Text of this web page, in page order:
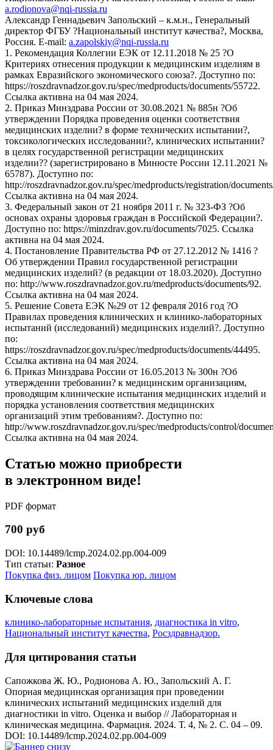
a.rodionova@nqi-russia.ru
Александр Геннадьевич Запольский – к.м.н., Генеральный
директор ФГБУ ?Национальный институт качества?, Москва,
Россия. E-mail: a.zapolskiy@nqi-russia.ru
1. Рекомендация Коллегии ЕЭК от 12.11.2018 № 25 ?О
Критериях отнесения продукции к медицинским изделиям в
рамках Евразийского экономического союза?. Доступно по:
https://roszdravnadzor.gov.ru/spec/medproducts/documents/55722.
Ссылка активна на 04 мая 2024.
2. Приказ Минздрава России от 30.08.2021 № 885н ?Об
утверждении Порядка проведения оценки соответствия
медицинских изделии? в форме технических испытании?,
токсикологических исследовании?, клинических испытании?
в целях государственной регистрации медицинских
изделии?? (зарегистрировано в Минюсте России 12.11.2021 №
65787). Доступно по:
http://roszdravnadzor.gov.ru/spec/medproducts/registration/
Ссылка активна на 04 мая 2024.
3. Федеральный закон от 21 ноября 2011 г. № 323-ФЗ ?Об
основах охраны здоровья граждан в Российской Федерации?.
Доступно по: https://minzdrav.gov.ru/documents/7025. Ссылка
активна на 04 мая 2024.
4. Постановление Правительства РФ от 27.12.2012 № 1416 ?
Об утверждении Правил государственной регистрации
медицинских изделий? (в редакции от 18.03.2020). Доступно
по: http://www.roszdravnadzor.gov.ru/medproducts/documents/92.
Ссылка активна на 04 мая 2024.
5. Решение Совета ЕЭК №29 от 12 февраля 2016 год ?О
Правилах проведения клинических и клинико-лабораторных
испытаний (исследований) медицинских изделий?. Доступно
по:
https://roszdravnadzor.gov.ru/spec/medproducts/documents/44495.
Ссылка активна на 04 мая 2024.
6. Приказ Минздрава России от 16.05.2013 № 300н ?Об
утверждении требовании? к медицинским организациям,
проводящим клинические испытания медицинских изделий и
порядка установления соответствия медицинских
организаций этим требованиям?. Доступно по:
http://www.roszdravnadzor.gov.ru/spec/medproducts/control/
Ссылка активна на 04 мая 2024.
Статью можно приобрести
в электронном виде!
PDF формат
700 руб
DOI: 10.14489/lcmp.2024.02.pp.004-009
Тип статьи: Разное
Покупка физ. лицом Покупка юр. лицом
Ключевые слова
клинико-лабораторные испытания, диагностика in vitro,
Национальный институт качества, Росздравнадзор.
Для цитирования статьи
Сапожкова Ж. Ю., Родионова А. Ю., Запольский А. Г.
Опорная медицинская организация при проведении
клинических испытаний медицинских изделий для
диагностики in vitro. Оценка и выбор // Лабораторная и
клиническая медицина. Фармация. 2024. Т. 4, № 2. С. 04 – 09.
DOI: 10.14489/lcmp.2024.02.pp.004-009